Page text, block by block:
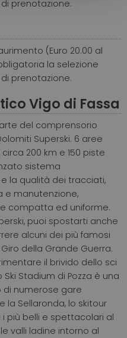
prenotazione.
(Euro 20.00 al
la selezione
prenotazione.
Vigo di Fassa
del comprensorio
Superski. 6 aree
200 km e 150 piste
sistema
la qualità dei tracciati,
manutenzione,
compatta ed uniforme.
puoi spostarti anche
alcuni dei più famosi
della Grande Guerra.
il brivido dello sci
Stadium di Pozza è una
numerose gare
la Sellaronda, lo skitour
più belli e spettacolari al
valli ladine intorno al